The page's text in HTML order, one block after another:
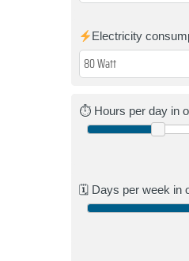
Electricity
⏱ Hours per day in
🗓 Days per week in